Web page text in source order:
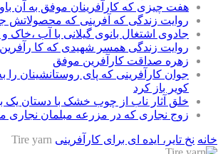
هفت چیزی که کارآفرینان موفق به آن
روایت زندگی که آفرینی که محصولاتش
جادوی اشتغال بانوی گیلانی با آب ،خاک
روایت زندگی همسر شهیدی که کا
زهره صداقت کارآفرین موفق
جوان کارآفرینی که پای روستانشینان
کویر باز کرد
خلق آثار ناب از چوب خشک با دستان یک
زوج نجاری که در مزرعه مبلمان نجاری
خانه نخ تایر، ایده ای برای کارآفرینی Tire yarn